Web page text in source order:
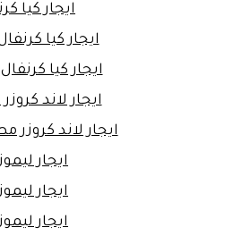
ايجار كيا
ايجار كيا كرنفال 7
ايجار كيا
ايجار لاند
ايجار لاند كروزر
ايجار
ايجار
ايجار